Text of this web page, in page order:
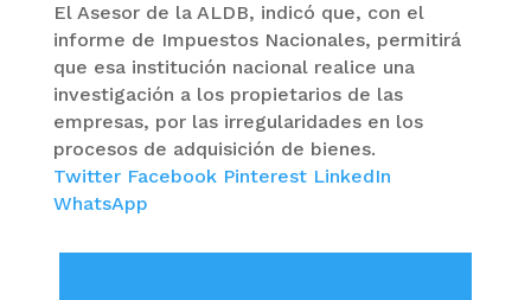
El Asesor de la ALDB, indicó que, con el
informe de Impuestos Nacionales, permitirá
que esa institución nacional realice una
investigación a los propietarios de las
empresas, por las irregularidades en los
procesos de adquisición de bienes.
Twitter Facebook Pinterest LinkedIn
WhatsApp